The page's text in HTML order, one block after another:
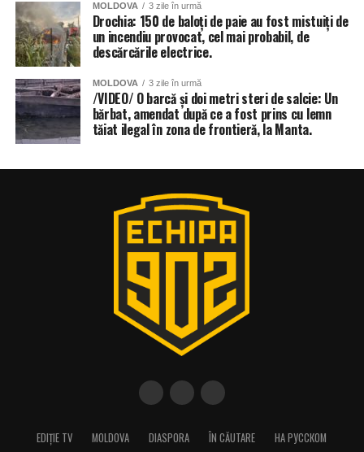
MOLDOVA 3 zile în urmă
Drochia: 150 de baloți de paie au fost mistuiți de
un incendiu provocat, cel mai probabil, de
descărcările electrice.
MOLDOVA 3 zile în urmă
/VIDEO/ O barcă și doi metri steri de salcie: Un
bărbat, amendat după ce a fost prins cu lemn
tăiat ilegal în zona de frontieră, la Manta.
EDIȚIE TV MOLDOVA DIASPORA ÎN CĂUTARE НА РУССКОМ